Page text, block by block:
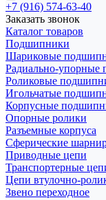
+7 (916) 574-63-40
Заказать звонок
Каталог товаров
Подшипники
Шариковые
Радиально-упорные
Роликовые
Игольчатые
Корпусные
Опорные ролики
Разъемные корпуса
Сферические
Приводные цепи
Транспортерные
Цепи втулочно-
Звено переходное